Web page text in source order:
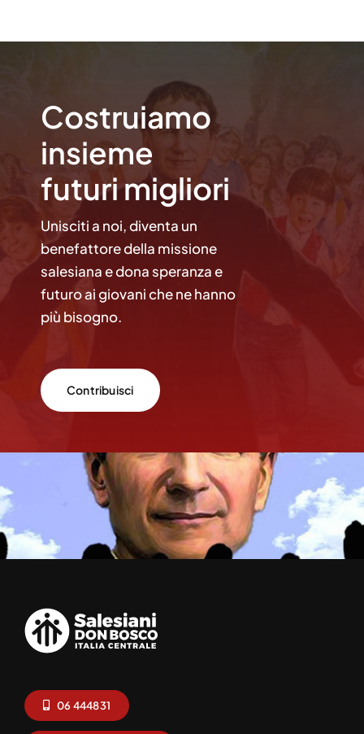
Costruiamo
insieme
futuri migliori
Unisciti a noi, diventa un
benefattore della missione
salesiana e dona speranza e
futuro ai giovani che ne hanno
più bisogno.
Contribuisci
06 444831